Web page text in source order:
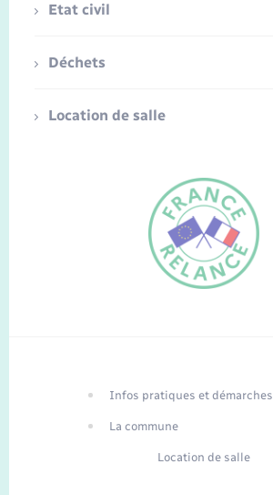
Traduction du
Etat civil
Déchets
Location de salle
Infos pratiques et démarches
La commune
Location de salle